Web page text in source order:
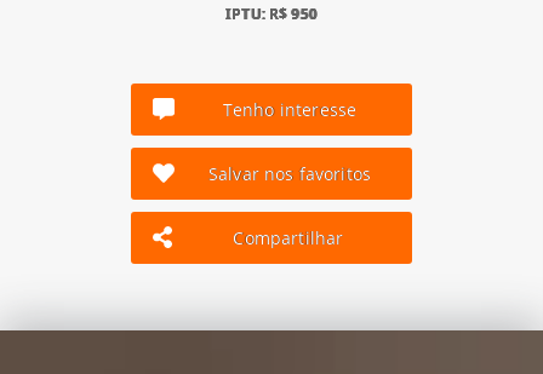
IPTU: R$ 950
Tenho interesse
Salvar nos favoritos
Compartilhar